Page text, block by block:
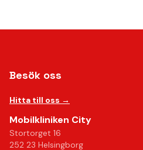
Besök oss
Hitta till oss →
Mobilkliniken City
Stortorget 16
252 23 Helsingborg